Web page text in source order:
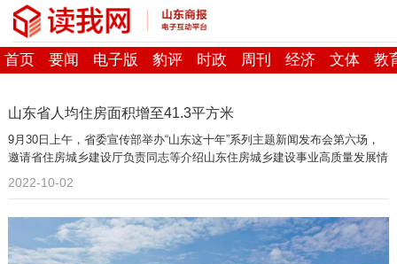
首页 要闻 电子版 豹评 时政 周刊 经济 文体 教
山东省人均住房面积增至41.3平方米
9月30日上午，省委宣传部举办“山东这十年”系列主题新闻发布会第六场，
邀请省住房城乡建设厅负责同志等介绍山东住房城乡建设事业高质量发展情
况。
2022-10-02